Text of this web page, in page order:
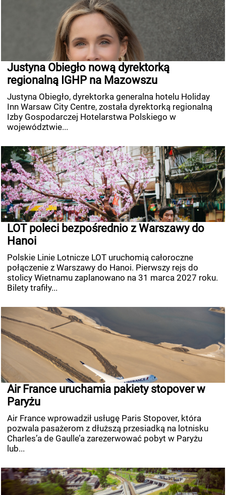
Justyna Obiegło nową dyrektorką
regionalną IGHP na Mazowszu
Justyna Obiegło, dyrektorka generalna hotelu Holiday
Inn Warsaw City Centre, została dyrektorką regionalną
Izby Gospodarczej Hotelarstwa Polskiego w
województwie...
LOT poleci bezpośrednio z Warszawy do
Hanoi
Polskie Linie Lotnicze LOT uruchomią całoroczne
połączenie z Warszawy do Hanoi. Pierwszy rejs do
stolicy Wietnamu zaplanowano na 31 marca 2027 roku.
Bilety trafiły...
Air France uruchamia pakiety stopover w
Paryżu
Air France wprowadził usługę Paris Stopover, która
pozwala pasażerom z dłuższą przesiadką na lotnisku
Charles’a de Gaulle’a zarezerwować pobyt w Paryżu
lub...